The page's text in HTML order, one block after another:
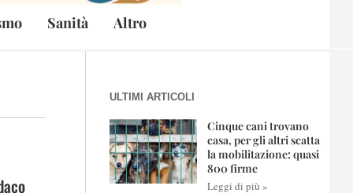
Sanità Altro
ULTIMI ARTICOLI
Cinque cani trovano
casa, per gli altri scatta
la mobilitazione: quasi
800 firme
Leggi di più »